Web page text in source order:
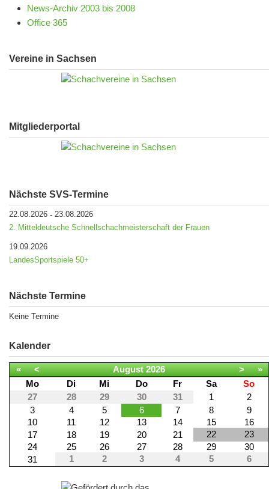
News-Archiv 2003 bis 2008
Office 365
Vereine in Sachsen
Mitgliederportal
Nächste SVS-Termine
22.08.2026 - 23.08.2026
2. Mitteldeutsche Schnellschachmeisterschaft der Frauen
19.09.2026
LandesSportspiele 50+
Nächste Termine
Keine Termine
Kalender
« < August 2026 >
»
Mo
Di Mi Do Fr Sa
So
27
28 29 30 31 1
2
3
4 5 6 7 8
9
10
11 12 13 14 15
16
17
18 19 20 21 22
23
24
25 26 27 28 29
30
31
1 2 3 4 5 6